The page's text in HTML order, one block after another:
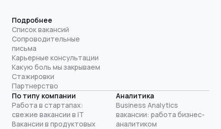
Подробнее
Список вакансий
Сопроводительные
письма
Карьерные консультации
Какую боль мы закрываем
Стажировки
Партнерство
По типу компании
Работа в стартапах:
свежие вакансии в IT
Вакансии в продуктовых
Аналитика
Business Analytics
вакансии: работа бизнес-
аналитиком